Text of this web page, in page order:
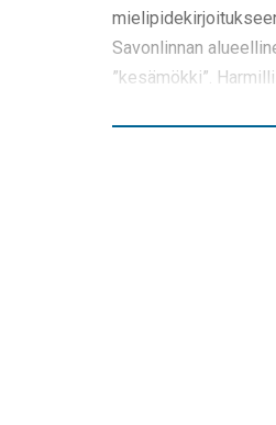
Savonlinnan
”kesämökki”.